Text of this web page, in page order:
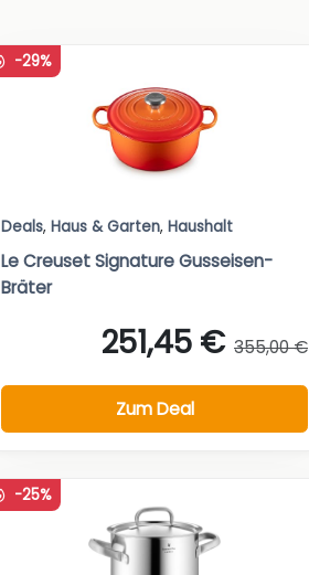
-29%
Deals, Haus & Garten, Haushalt
Le Creuset Signature Gusseisen-
Bräter
251,45 € 355,00 €
Zum Deal
-25%